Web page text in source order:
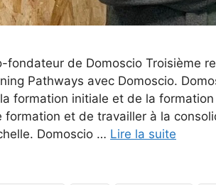
fondateur de Domoscio Troisième
Pathways avec Domoscio.
formation initiale et de la
formation et de travailler à la
Domoscio … Lire la suite